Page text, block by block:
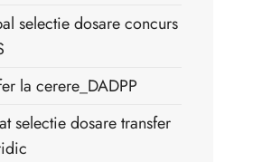
selectie dosare concurs
la cerere_DADPP
selectie dosare transfer